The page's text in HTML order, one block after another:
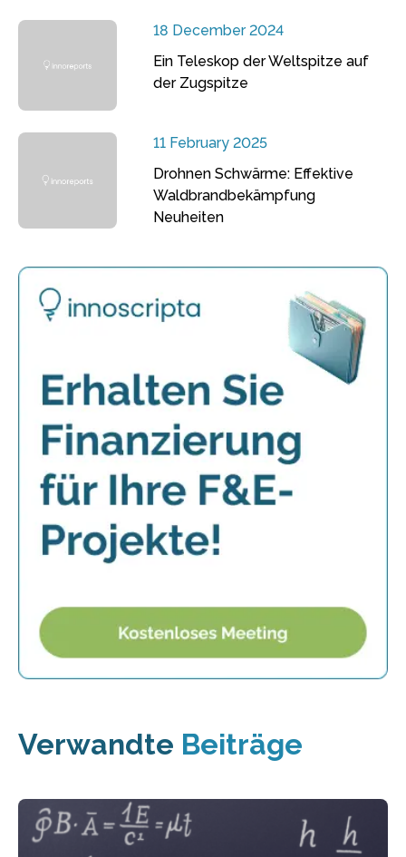
18 December 2024
Ein Teleskop der Weltspitze auf
der Zugspitze
11 February 2025
Drohnen Schwärme: Effektive
Waldbrandbekämpfung
Neuheiten
Verwandte Beiträge